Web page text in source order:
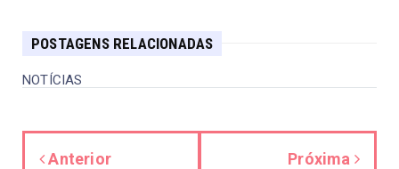
POSTAGENS RELACIONADAS
NOTÍCIAS
Anterior Próxima